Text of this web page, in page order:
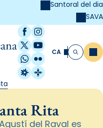
Santoral del dia
SAVA
Facebook
Instagram
X / Twitter
YouTube
WhatsApp
Flickr
Radio Estel
Catalunya
CA Cerca
Rita
del Raval es